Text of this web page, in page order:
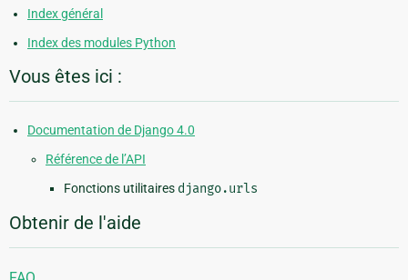
Index général
Index des modules Python
Vous êtes ici :
Documentation de Django 4.0
Référence de l’API
Fonctions utilitaires django.urls
Obtenir de l'aide